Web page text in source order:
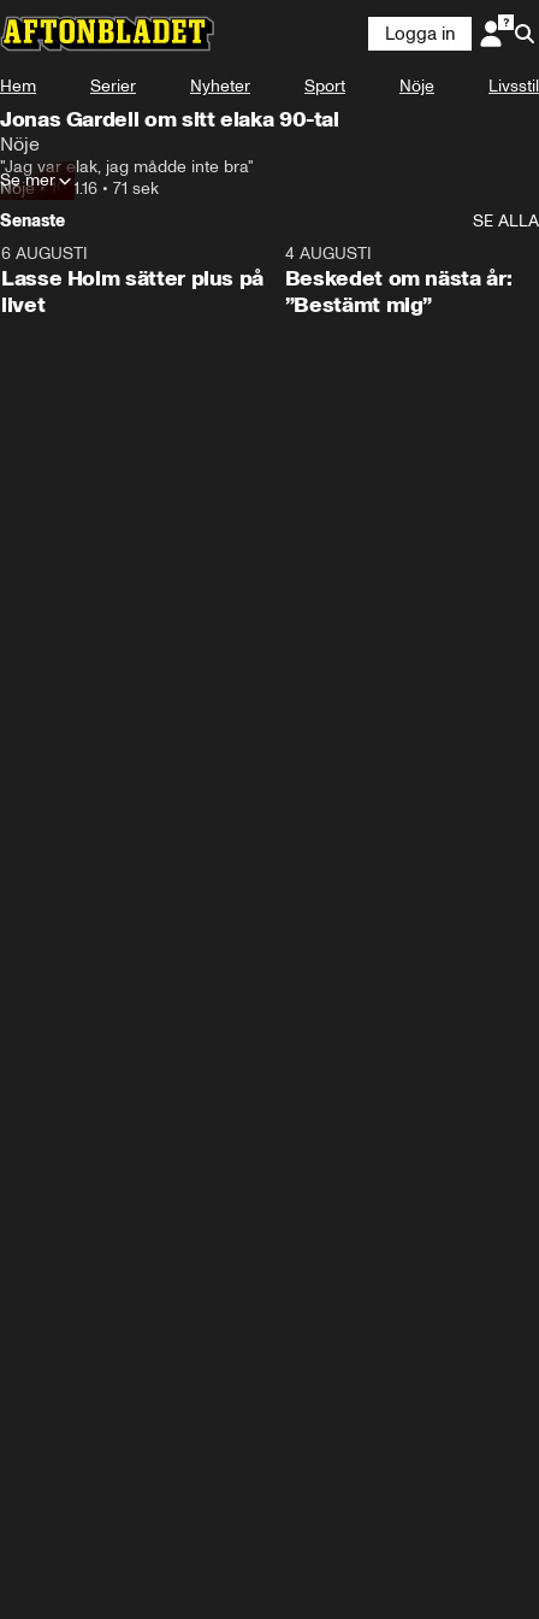
Logga in
Hem Serier Nyheter Sport Nöje Livsstil
Jonas Gardell om sitt elaka 90-tal
Nöje
"Jag var elak, jag mådde inte bra"
Nöje•19.11.16 • 71 sek
Se mer
Senaste
SE ALLA
6 AUGUSTI
Lasse Holm sätter plus på
livet
4 AUGUSTI
Beskedet om nästa år:
”Bestämt mig”